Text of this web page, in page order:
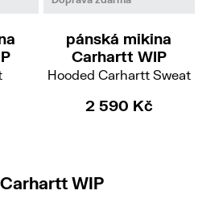
pánská mikina
Carhartt WIP
Hooded Carhartt Sweat
2 590 Kč
WIP